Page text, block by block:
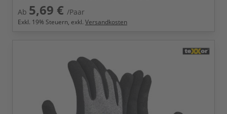
Ab 5,69 € /Paar
Exkl. 19% Steuern, exkl. Versandkosten